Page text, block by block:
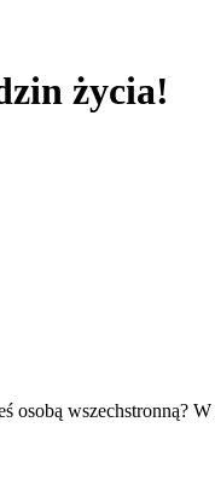
życia!
osobą wszechstronną?